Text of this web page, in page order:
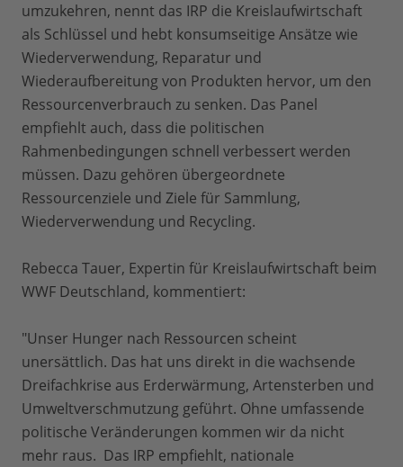
umzukehren, nennt das IRP die Kreislaufwirtschaft
als Schlüssel und hebt konsumseitige Ansätze wie
Wiederverwendung, Reparatur und
Wiederaufbereitung von Produkten hervor, um den
Ressourcenverbrauch zu senken. Das Panel
empfiehlt auch, dass die politischen
Rahmenbedingungen schnell verbessert werden
müssen. Dazu gehören übergeordnete
Ressourcenziele und Ziele für Sammlung,
Wiederverwendung und Recycling.
Rebecca Tauer, Expertin für Kreislaufwirtschaft beim
WWF Deutschland, kommentiert:
"Unser Hunger nach Ressourcen scheint
unersättlich. Das hat uns direkt in die wachsende
Dreifachkrise aus Erderwärmung, Artensterben und
Umweltverschmutzung geführt. Ohne umfassende
politische Veränderungen kommen wir da nicht
mehr raus. Das IRP empfiehlt, nationale